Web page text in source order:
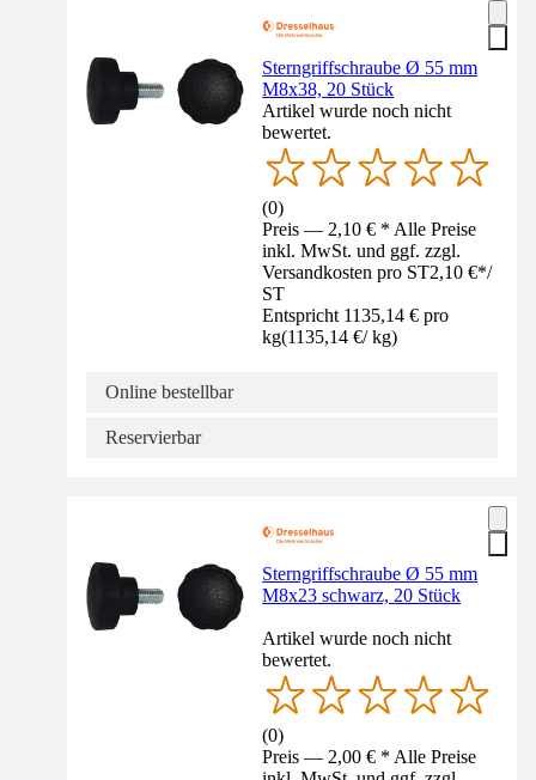
Sterngriffschraube Ø 55 mm
M8x38, 20 Stück
Artikel wurde noch nicht
bewertet.
(0)
Preis — 2,10 € * Alle Preise
inkl. MwSt. und ggf. zzgl.
Versandkosten pro ST2,10 €*/
ST
Entspricht 1135,14 € pro
kg(1135,14 €/ kg)
Online bestellbar
Reservierbar
Sterngriffschraube Ø 55 mm
M8x23 schwarz, 20 Stück
Artikel wurde noch nicht
bewertet.
(0)
Preis — 2,00 € * Alle Preise